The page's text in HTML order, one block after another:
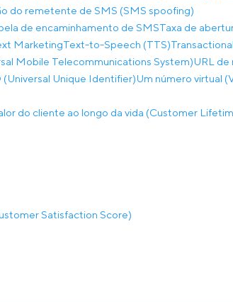
do remetente de SMS (SMS spoofing)
de encaminhamento de SMSTaxa de
MarketingText-to-Speech (TTS)
Mobile Telecommunications System)URL de
(Universal Unique Identifier)Um número virtual
do cliente ao longo da vida (Customer
Satisfaction Score)